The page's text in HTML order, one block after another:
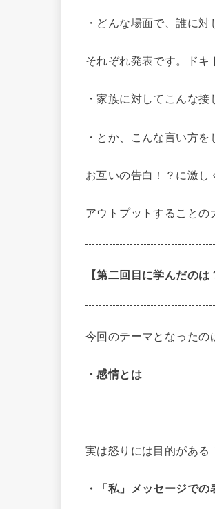
・どんな場面で、誰に
それぞれ発表です。ド
・家族に対してこんな接
・とか、こんな言い方
お互いの告白！？に激し
アウトプットすることの
【第二回目に学んだのは
今回のテーマとなったの
・感情とは
実は怒りには目的がある
・「私」メッセージでの